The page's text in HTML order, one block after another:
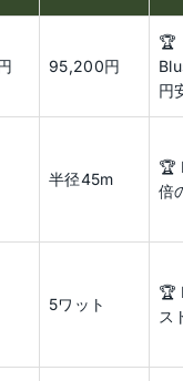
95,200円
🏆
円
半径45m
🏆
倍
5ワット
🏆
ス